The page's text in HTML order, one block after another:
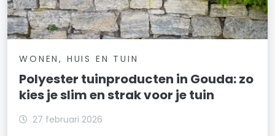
WONEN, HUIS EN TUIN
Polyester tuinproducten in Gouda: zo
kies je slim en strak voor je tuin
27 februari 2026